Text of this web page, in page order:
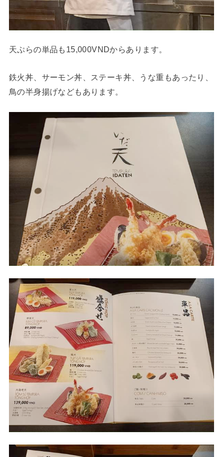
天ぷらの単品も15,000VNDからあります。
鉄火丼、サーモン丼、ステーキ丼、うな重もあったり、
鳥の半身揚げなどもあります。